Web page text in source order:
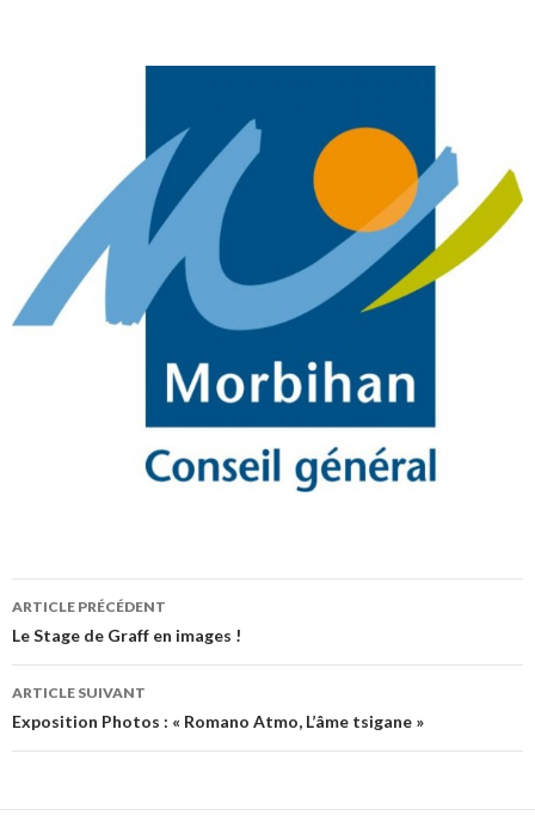
Navigation
des
articles
ARTICLE PRÉCÉDENT
Le Stage de Graff en images !
ARTICLE SUIVANT
Exposition Photos : « Romano Atmo, L’âme tsigane »